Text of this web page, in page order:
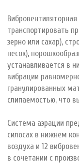
транспортировать
зерно или сахар),
песок),
устанавливается в
вибрации
гранулированных
слипаемостью, что
Система аэрации
силосах в нижнем
воздуха и 12
в сочетании с